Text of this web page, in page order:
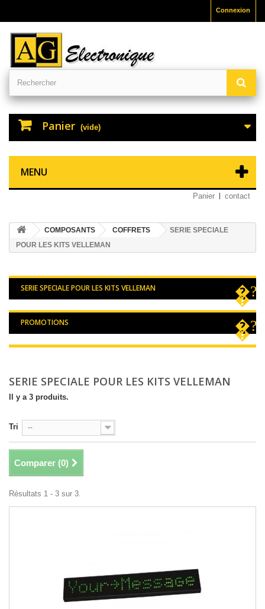
Connexion
Panier (vide)
MENU
Panier contact
COMPOSANTS COFFRETS
SERIE SPECIALE
POUR LES KITS VELLEMAN
SERIE SPECIALE POUR LES KITS VELLEMAN
PROMOTIONS
SERIE SPECIALE POUR LES KITS VELLEMAN
Il y a 3 produits.
Tri --
Comparer (0)
Résultats 1 - 3 sur 3.